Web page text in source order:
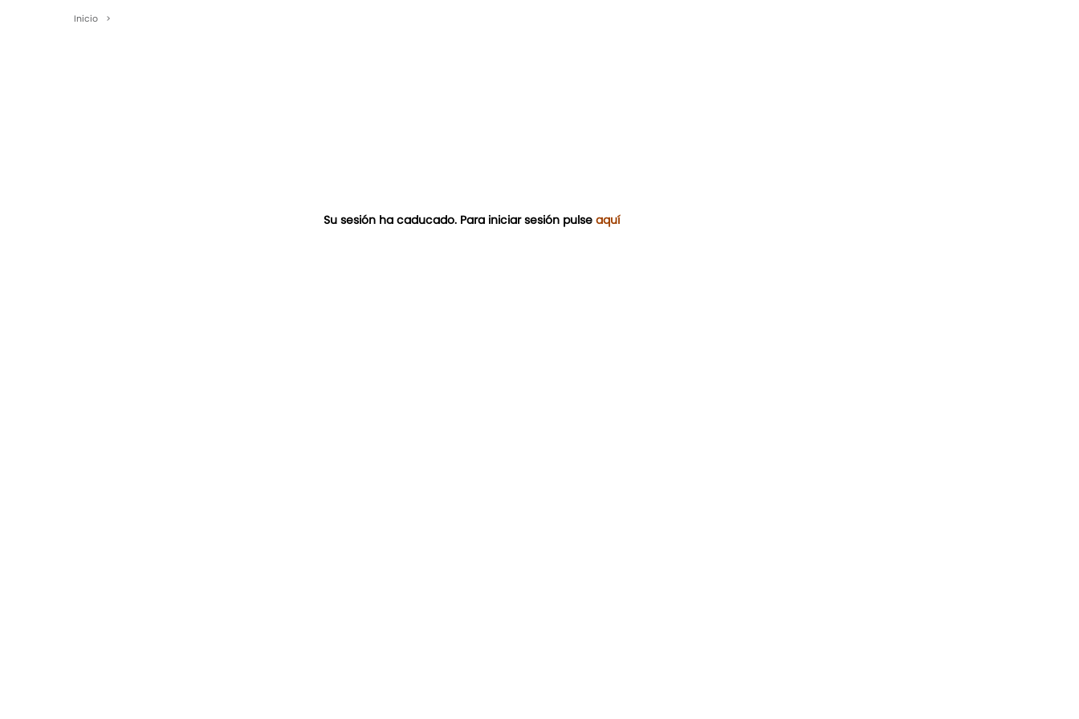
Inicio >
Su sesión ha caducado. Para iniciar sesión pulse aquí